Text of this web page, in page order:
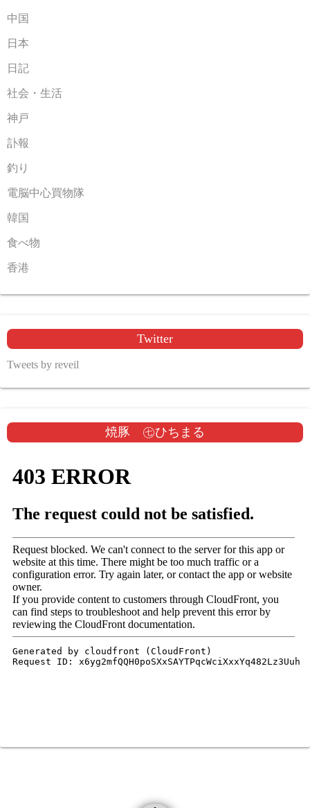
中国
日本
日記
社会・生活
神戸
訃報
釣り
電脳中心買物隊
韓国
食べ物
香港
Twitter
Tweets by reveil
焼豚 ㊆ひちまる